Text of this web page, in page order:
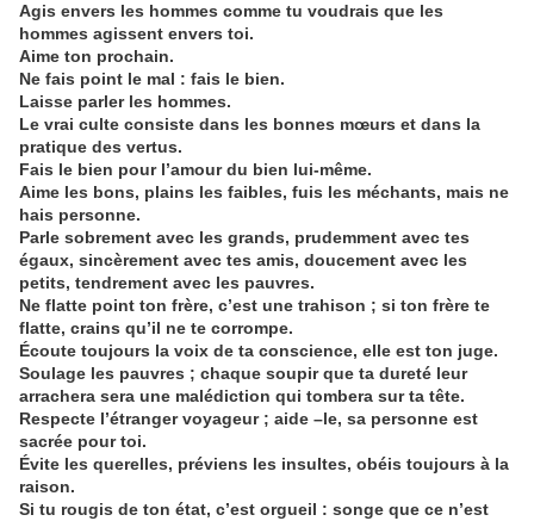
Agis envers les hommes comme tu voudrais que les
hommes agissent envers toi.
Aime ton prochain.
Ne fais point le mal : fais le bien.
Laisse parler les hommes.
Le vrai culte consiste dans les bonnes mœurs et dans la
pratique des vertus.
Fais le bien pour l’amour du bien lui-même.
Aime les bons, plains les faibles, fuis les méchants, mais ne
hais personne.
Parle sobrement avec les grands, prudemment avec tes
égaux, sincèrement avec tes amis, doucement avec les
petits, tendrement avec les pauvres.
Ne flatte point ton frère, c’est une trahison ; si ton frère te
flatte, crains qu’il ne te corrompe.
Écoute toujours la voix de ta conscience, elle est ton juge.
Soulage les pauvres ; chaque soupir que ta dureté leur
arrachera sera une malédiction qui tombera sur ta tête.
Respecte l’étranger voyageur ; aide –le, sa personne est
sacrée pour toi.
Évite les querelles, préviens les insultes, obéis toujours à la
raison.
Si tu rougis de ton état, c’est orgueil : songe que ce n’est